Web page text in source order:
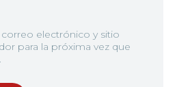
electrónico y sitio
para la próxima vez que